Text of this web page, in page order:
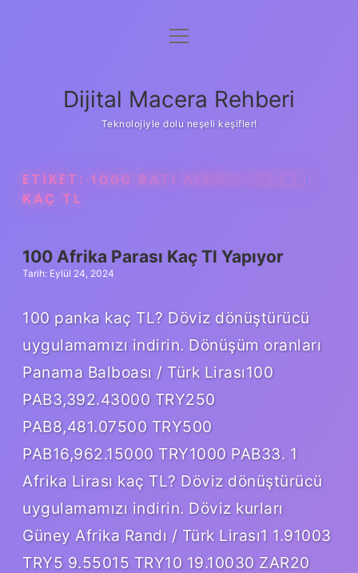
Anasayfa
Yasal Uyarı
menüyü
Dijital Macera Rehberi
Teknolojiyle dolu neşeli keşifler!
ETIKET: 1000 BATI AFRIKA PARASI
KAÇ TL
100 Afrika Parası Kaç Tl Yapıyor
Tarih: Eylül 24, 2024
100 panka kaç TL? Döviz dönüştürücü
uygulamamızı indirin. Dönüşüm oranları
Panama Balboası / Türk Lirası100
PAB3,392.43000 TRY250
PAB8,481.07500 TRY500
PAB16,962.15000 TRY1000 PAB33. 1
Afrika Lirası kaç TL? Döviz dönüştürücü
uygulamamızı indirin. Döviz kurları
Güney Afrika Randı / Türk Lirası1 1.91003
TRY5 9.55015 TRY10 19.10030 ZAR20